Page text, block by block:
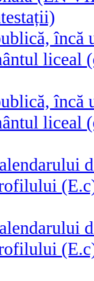
încă
liceal
încă
liceal